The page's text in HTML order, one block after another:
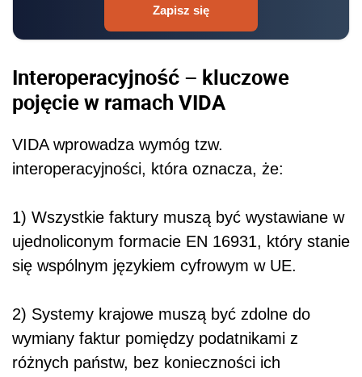
Zapisz się
Interoperacyjność – kluczowe
pojęcie w ramach VIDA
VIDA wprowadza wymóg tzw.
interoperacyjności, która oznacza, że:
1) Wszystkie faktury muszą być wystawiane w
ujednoliconym formacie EN 16931, który stanie
się wspólnym językiem cyfrowym w UE.
2) Systemy krajowe muszą być zdolne do
wymiany faktur pomiędzy podatnikami z
różnych państw, bez konieczności ich